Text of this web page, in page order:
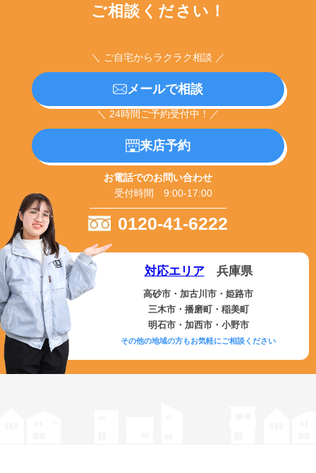
ご相談ください！
＼ ご自宅からラクラク相談 ／
メールで相談
＼ 24時間ご予約受付中！／
来店予約
お電話でのお問い合わせ
受付時間 9:00-17:00
0120-41-6222
対応エリア兵庫県
高砂市・加古川市・姫路市
三木市・播磨町・稲美町
明石市・加西市・小野市
その他の地域の方もお気軽にご相談ください